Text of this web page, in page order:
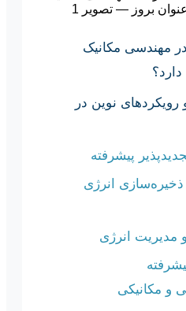
مهندسی مکانیک
نوین در
پیشرفته
انرژی
مدیریت انرژی
و مکانیکی